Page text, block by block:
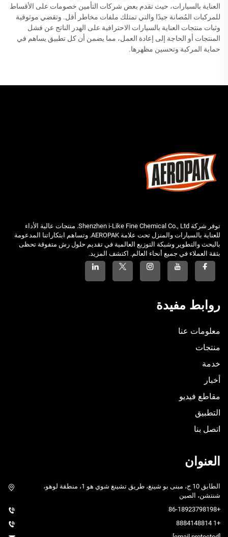
العناية بالسيارات، حيث تقدم بعض شركات التأمين خصومات على الأقساط
للمركبات المُصانة جيدًا والتي تمتلك ملفات مخاطر أقل. وتقضي موثوقية
وثبات منتجات العناية بالسيارات الاحترافية على الهدر الناتج عن فشل
المنتجات أو الحاجة إلى إعادة العمل، مما يضمن أن كل تطبيق يساهم في
حماية المركبة وتحسين مظهرها.
توفر شركة Shenzhen i-Like Fine Chemical Co., Ltd. منتجات عالية الأداء
للعناية بالسيارات والمنزل تحت علامة AEROPAK. وتساهم ابتكاراتنا المدعومة
بالبحث والتطوير وشبكة التوزيع العالمية في تقديم حلول رش متفوقة تحظى
بثقة العملاء في جميع أنحاء العالم. اكتشف المزيد.
روابط مفيدة
معلومات عنا
منتجات
خدمة
أخبار
مقاطع فيديو
التطبيق
اتصل بنا
العنوان
الطابق 10 ج، مبنى بو شينغ، طريق تشينغ شوي هو 1، منطقة لوهو،
شنتشن، الصين
+86-18923798198
+1 8884148814